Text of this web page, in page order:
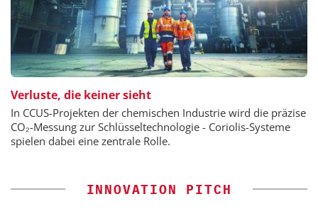
Verluste, die keiner sieht
In CCUS-Projekten der chemischen Industrie wird die präzise
CO₂-Messung zur Schlüsseltechnologie - Coriolis-Systeme
spielen dabei eine zentrale Rolle.
INNOVATION PITCH